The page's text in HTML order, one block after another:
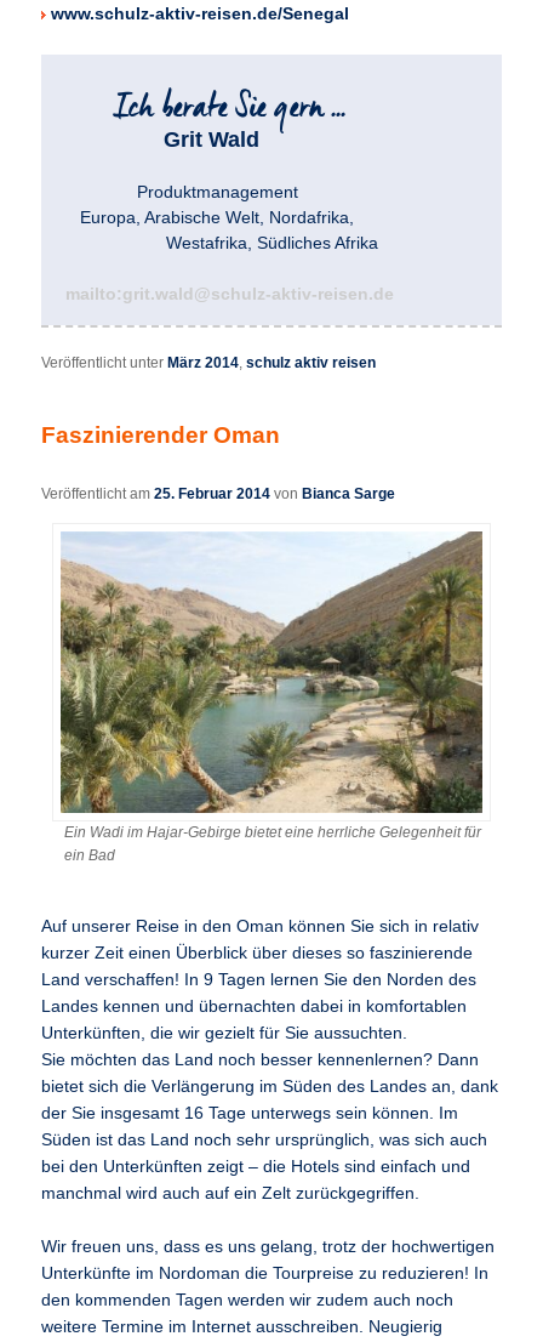
www.schulz-aktiv-reisen.de/Senegal
Grit Wald
Produktmanagement
Europa, Arabische Welt, Nordafrika,
Westafrika, Südliches Afrika
mailto:grit.wald@schulz-aktiv-reisen.de
Veröffentlicht unter März 2014 ,schulz aktiv reisen
Faszinierender Oman
Veröffentlicht am25. Februar 2014 von Bianca Sarge
Ein Wadi im Hajar-Gebirge bietet eine herrliche Gelegenheit für
ein Bad
Auf unserer Reise in den Oman können Sie sich in relativ
kurzer Zeit einen Überblick über dieses so faszinierende
Land verschaffen! In 9 Tagen lernen Sie den Norden des
Landes kennen und übernachten dabei in komfortablen
Unterkünften, die wir gezielt für Sie aussuchten.
Sie möchten das Land noch besser kennenlernen? Dann
bietet sich die Verlängerung im Süden des Landes an, dank
der Sie insgesamt 16 Tage unterwegs sein können. Im
Süden ist das Land noch sehr ursprünglich, was sich auch
bei den Unterkünften zeigt – die Hotels sind einfach und
manchmal wird auch auf ein Zelt zurückgegriffen.
Wir freuen uns, dass es uns gelang, trotz der hochwertigen
Unterkünfte im Nordoman die Tourpreise zu reduzieren! In
den kommenden Tagen werden wir zudem auch noch
weitere Termine im Internet ausschreiben. Neugierig